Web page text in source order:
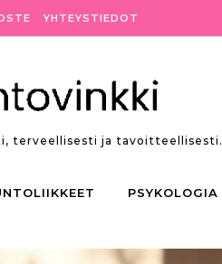
YHTEYSTIEDOT
terveellisesti ja tavoitteellisesti.
PSYKOLOGIA